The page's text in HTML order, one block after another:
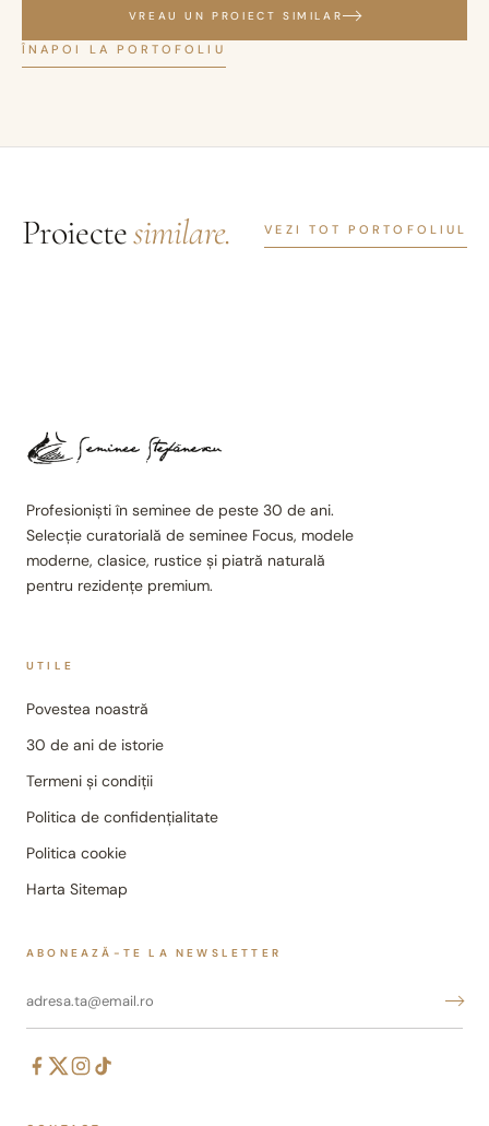
VREAU UN PROIECT SIMILAR
ÎNAPOI LA PORTOFOLIU
Proiectesimilare. VEZI TOT PORTOFOLIUL
Profesioniști în seminee de peste 30 de ani.
Selecție curatorială de seminee Focus, modele
moderne, clasice, rustice și piatră naturală
pentru rezidențe premium.
UTILE
Povestea noastră
30 de ani de istorie
Termeni și condiții
Politica de confidențialitate
Politica cookie
Harta Sitemap
ABONEAZĂ-TE LA NEWSLETTER